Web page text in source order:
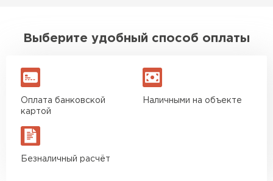
Выберите удобный способ оплаты
Оплата банковской
картой
Наличными на объекте
Безналичный расчёт